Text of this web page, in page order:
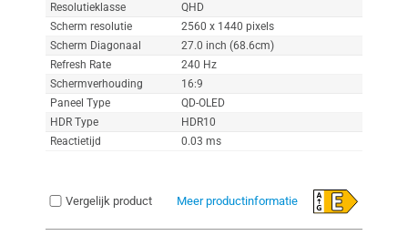
Resolutieklasse
QHD
Scherm resolutie
2560 x 1440 pixels
Scherm Diagonaal
27.0 inch (68.6cm)
Refresh Rate
240 Hz
Schermverhouding
16:9
Paneel Type
QD-OLED
HDR Type
HDR10
Reactietijd
0.03 ms
Vergelijk product Meer productinformatie